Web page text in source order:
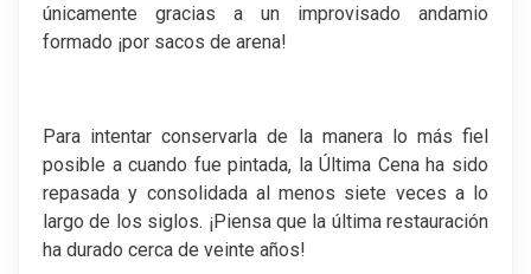
únicamente gracias a un improvisado andamio
formado ¡por sacos de arena!
Para intentar conservarla de la manera lo más fiel
posible a cuando fue pintada, la Última Cena ha sido
repasada y consolidada al menos siete veces a lo
largo de los siglos. ¡Piensa que la última restauración
ha durado cerca de veinte años!